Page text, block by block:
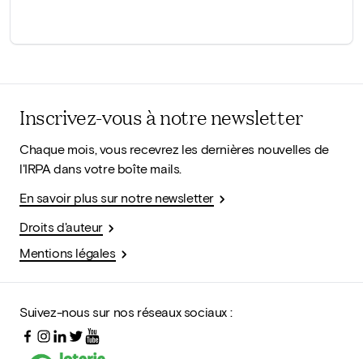
Inscrivez-vous à notre newsletter
Chaque mois, vous recevrez les dernières nouvelles de
l'IRPA dans votre boîte mails.
En savoir plus sur notre newsletter
Droits d'auteur
Mentions légales
Suivez-nous sur nos réseaux sociaux :